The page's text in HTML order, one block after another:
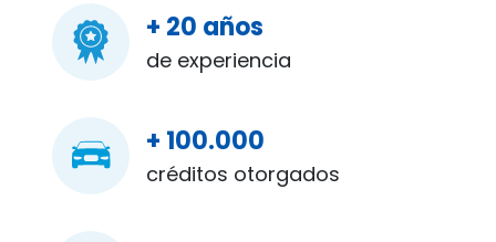
+ 20 años
de experiencia
+ 100.000
créditos otorgados